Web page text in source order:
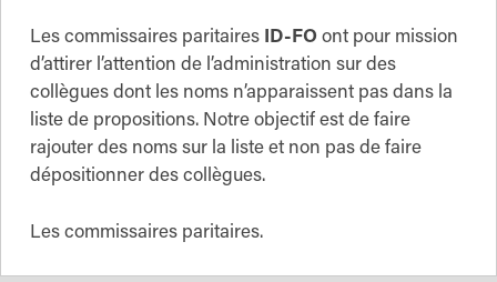
Les commissaires paritaires ID-FO ont pour mission
d’attirer l’attention de l’administration sur des
collègues dont les noms n’apparaissent pas dans la
liste de propositions. Notre objectif est de faire
rajouter des noms sur la liste et non pas de faire
dépositionner des collègues.
Les commissaires paritaires.